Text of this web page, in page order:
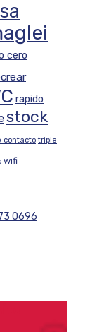
cero
rapido
stock
contacto triple
wifi
0696